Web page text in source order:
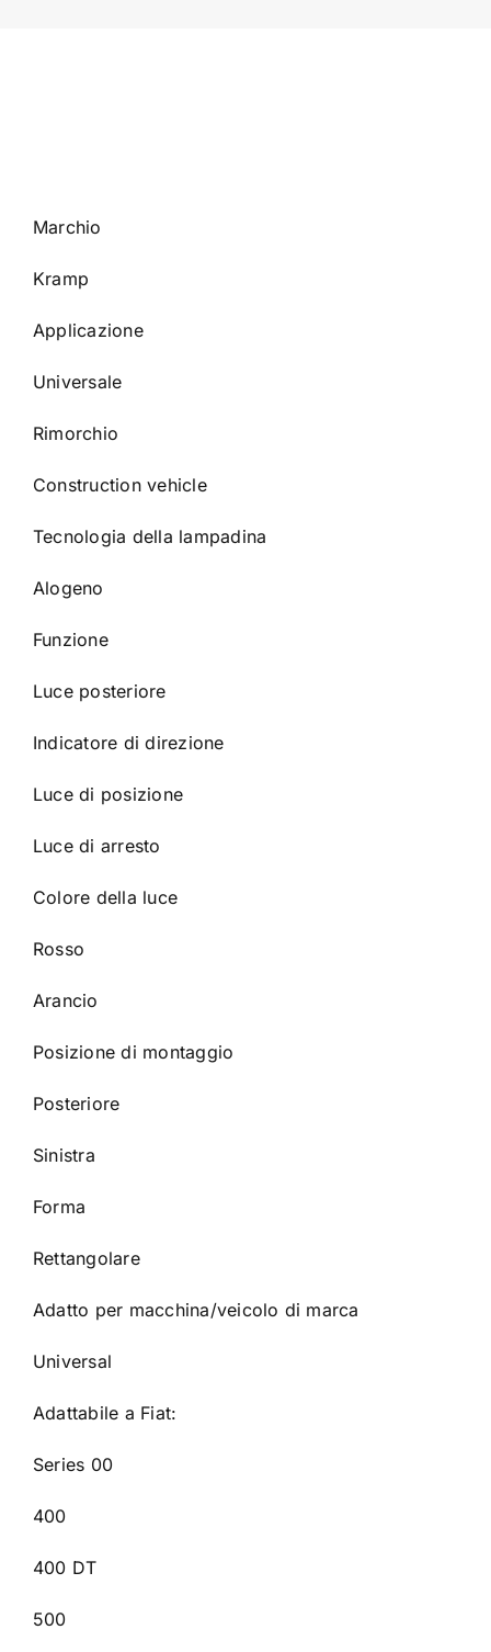
Marchio
Kramp
Applicazione
Universale
Rimorchio
Construction vehicle
Tecnologia della lampadina
Alogeno
Funzione
Luce posteriore
Indicatore di direzione
Luce di posizione
Luce di arresto
Colore della luce
Rosso
Arancio
Posizione di montaggio
Posteriore
Sinistra
Forma
Rettangolare
Adatto per macchina/veicolo di marca
Universal
Adattabile a Fiat:
Series 00
400
400 DT
500